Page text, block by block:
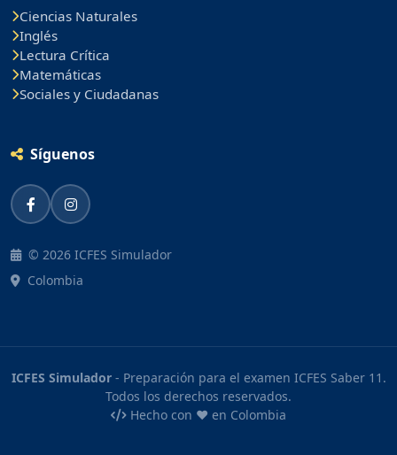
Ciencias Naturales
Inglés
Lectura Crítica
Matemáticas
Sociales y Ciudadanas
Síguenos
© 2026 ICFES Simulador
Colombia
ICFES Simulador- Preparación para el examen ICFES Saber 11.
Todos los derechos reservados.
Hecho con ❤️ en Colombia